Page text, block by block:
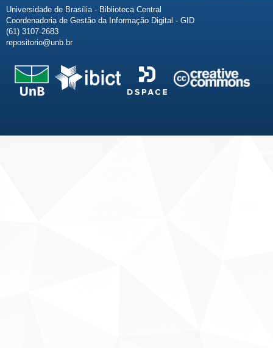
Universidade de Brasília - Biblioteca Central
Coordenadoria de Gestão da Informação Digital - GID
(61) 3107-2683
repositorio@unb.br